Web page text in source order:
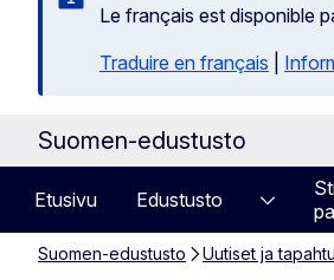
Le français est disponible
Traduire en français
Suomen-edustusto
Etusivu Edustusto
Suomen-edustusto Uutiset ja